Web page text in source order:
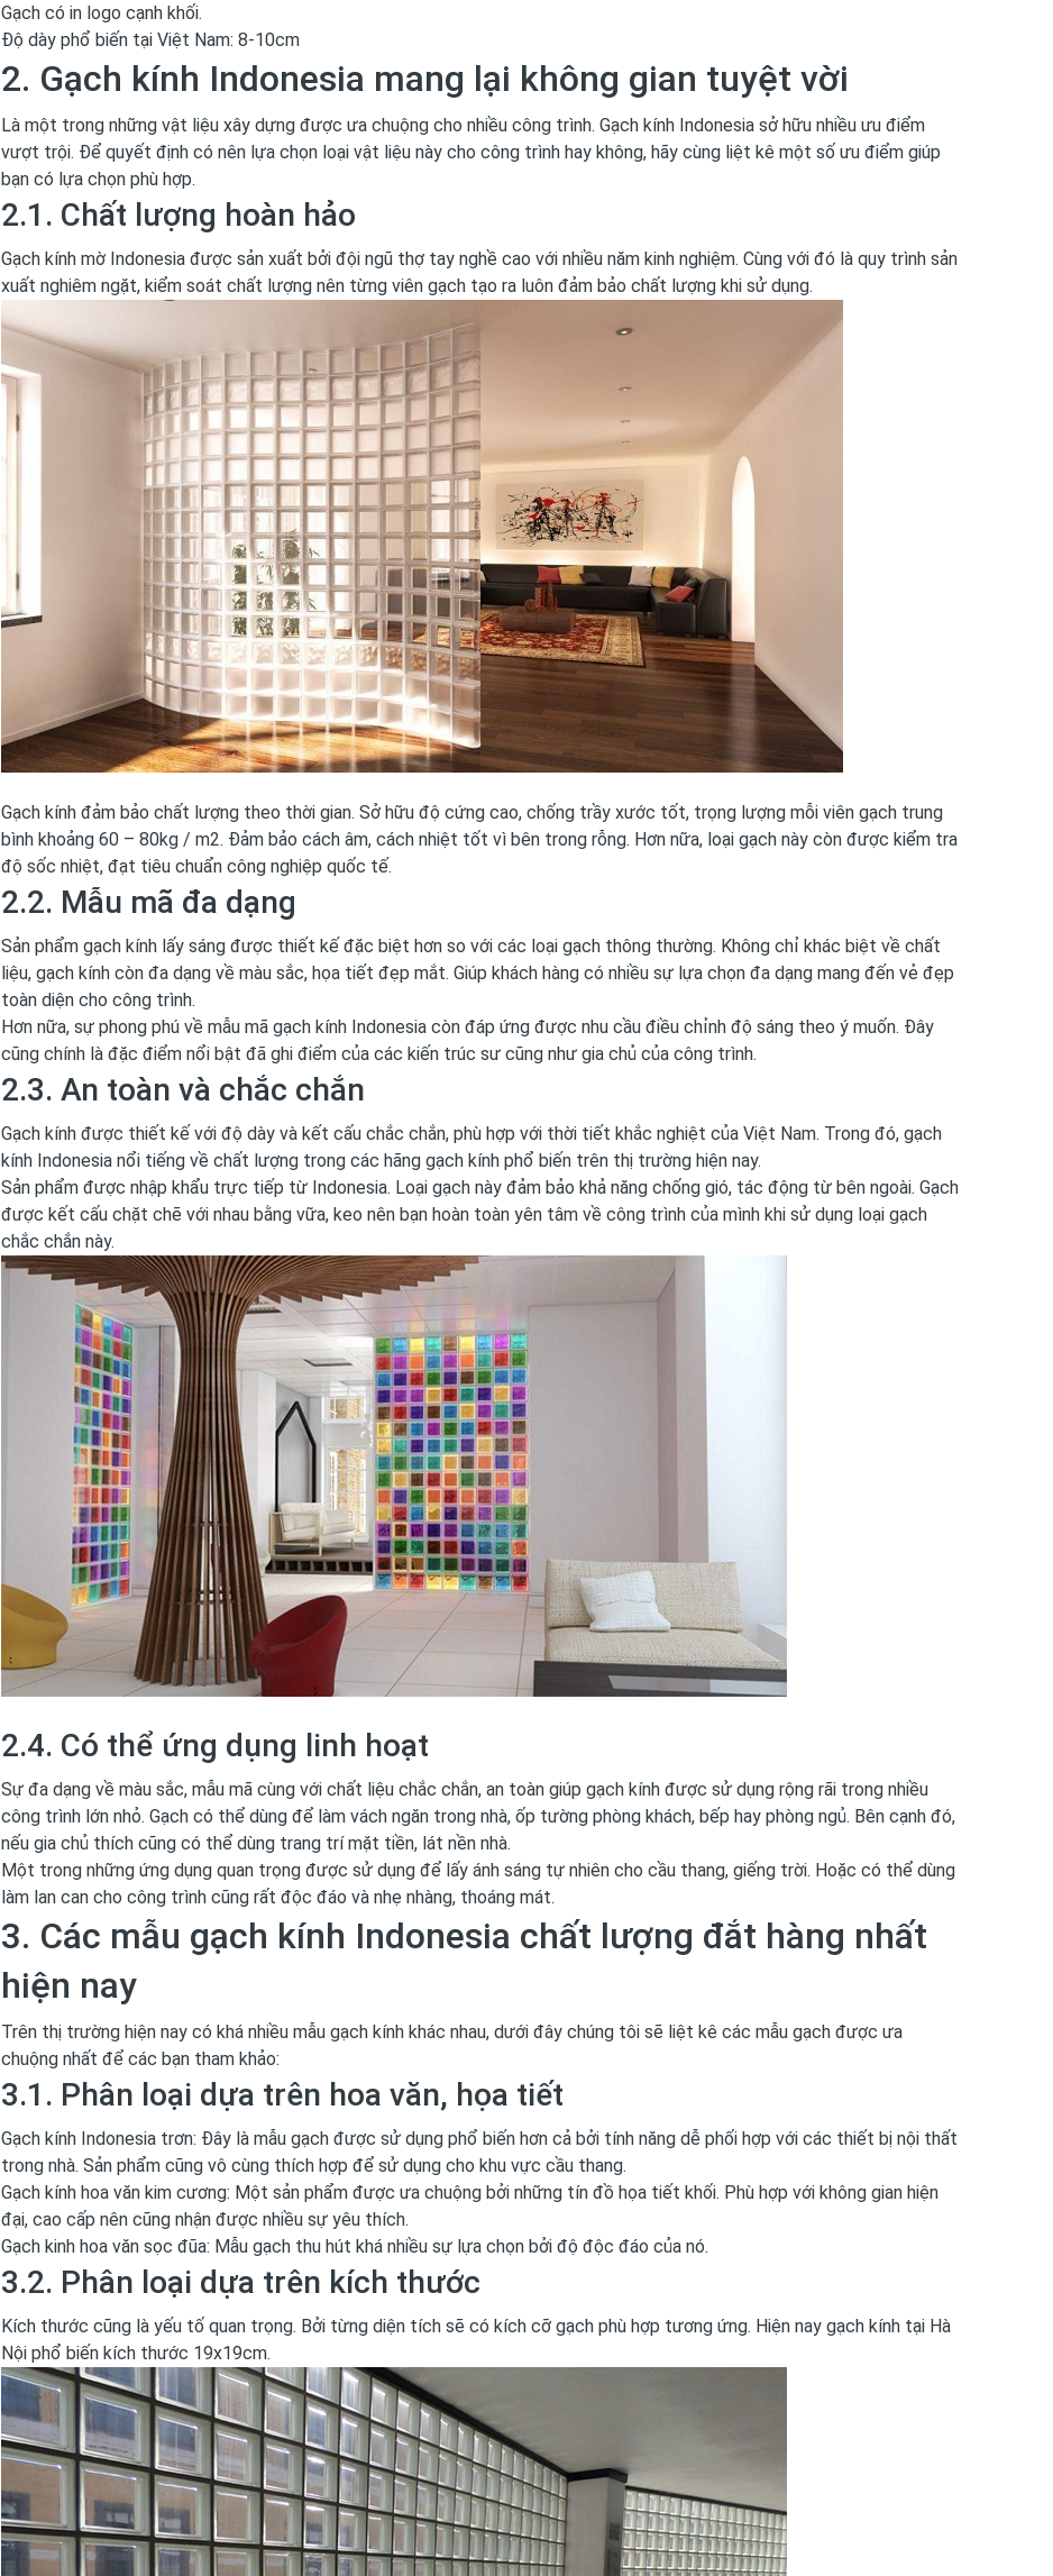
Gạch có in logo cạnh khối.
Độ dày phổ biến tại Việt Nam: 8-10cm
2. Gạch kính Indonesia mang lại không gian tuyệt vời
Là một trong những vật liệu xây dựng được ưa chuộng cho nhiều công trình. Gạch kính Indonesia sở hữu nhiều ưu điểm
vượt trội. Để quyết định có nên lựa chọn loại vật liệu này cho công trình hay không, hãy cùng liệt kê một số ưu điểm giúp
bạn có lựa chọn phù hợp.
2.1. Chất lượng hoàn hảo
Gạch kính mờ Indonesia được sản xuất bởi đội ngũ thợ tay nghề cao với nhiều năm kinh nghiệm. Cùng với đó là quy trình sản
xuất nghiêm ngặt, kiểm soát chất lượng nên từng viên gạch tạo ra luôn đảm bảo chất lượng khi sử dụng.
Gạch kính đảm bảo chất lượng theo thời gian. Sở hữu độ cứng cao, chống trầy xước tốt, trọng lượng mỗi viên gạch trung
bình khoảng 60 – 80kg / m2. Đảm bảo cách âm, cách nhiệt tốt vì bên trong rỗng. Hơn nữa, loại gạch này còn được kiểm tra
độ sốc nhiệt, đạt tiêu chuẩn công nghiệp quốc tế.
2.2. Mẫu mã đa dạng
Sản phẩm gạch kính lấy sáng được thiết kế đặc biệt hơn so với các loại gạch thông thường. Không chỉ khác biệt về chất
liệu, gạch kính còn đa dạng về màu sắc, họa tiết đẹp mắt. Giúp khách hàng có nhiều sự lựa chọn đa dạng mang đến vẻ đẹp
toàn diện cho công trình.
Hơn nữa, sự phong phú về mẫu mã gạch kính Indonesia còn đáp ứng được nhu cầu điều chỉnh độ sáng theo ý muốn. Đây
cũng chính là đặc điểm nổi bật đã ghi điểm của các kiến ​​trúc sư cũng như gia chủ của công trình.
2.3. An toàn và chắc chắn
Gạch kính được thiết kế với độ dày và kết cấu chắc chắn, phù hợp với thời tiết khắc nghiệt của Việt Nam. Trong đó, gạch
kính Indonesia nổi tiếng về chất lượng trong các hãng gạch kính phổ biến trên thị trường hiện nay.
Sản phẩm được nhập khẩu trực tiếp từ Indonesia. Loại gạch này đảm bảo khả năng chống gió, tác động từ bên ngoài. Gạch
được kết cấu chặt chẽ với nhau bằng vữa, keo nên bạn hoàn toàn yên tâm về công trình của mình khi sử dụng loại gạch
chắc chắn này.
2.4. Có thể ứng dụng linh hoạt
Sự đa dạng về màu sắc, mẫu mã cùng với chất liệu chắc chắn, an toàn giúp gạch kính được sử dụng rộng rãi trong nhiều
công trình lớn nhỏ. Gạch có thể dùng để làm vách ngăn trong nhà, ốp tường phòng khách, bếp hay phòng ngủ. Bên cạnh đó,
nếu gia chủ thích cũng có thể dùng trang trí mặt tiền, lát nền nhà.
Một trong những ứng dụng quan trọng được sử dụng để lấy ánh sáng tự nhiên cho cầu thang, giếng trời. Hoặc có thể dùng
làm lan can cho công trình cũng rất độc đáo và nhẹ nhàng, thoáng mát.
3. Các mẫu gạch kính Indonesia chất lượng đắt hàng nhất
hiện nay
Trên thị trường hiện nay có khá nhiều mẫu gạch kính khác nhau, dưới đây chúng tôi sẽ liệt kê các mẫu gạch được ưa
chuộng nhất để các bạn tham khảo:
3.1. Phân loại dựa trên hoa văn, họa tiết
Gạch kính Indonesia trơn: Đây là mẫu gạch được sử dụng phổ biến hơn cả bởi tính năng dễ phối hợp với các thiết bị nội thất
trong nhà. Sản phẩm cũng vô cùng thích hợp để sử dụng cho khu vực cầu thang.
Gạch kính hoa văn kim cương: Một sản phẩm được ưa chuộng bởi những tín đồ họa tiết khối. Phù hợp với không gian hiện
đại, cao cấp nên cũng nhận được nhiều sự yêu thích.
Gạch kinh hoa văn sọc đũa: Mẫu gạch thu hút khá nhiều sự lựa chọn bởi độ độc đáo của nó.
3.2. Phân loại dựa trên kích thước
Kích thước cũng là yếu tố quan trọng. Bởi từng diện tích sẽ có kích cỡ gạch phù hợp tương ứng. Hiện nay gạch kính tại Hà
Nội phổ biến kích thước 19x19cm.